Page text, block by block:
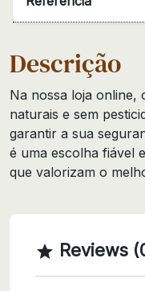
Descrição
Na nossa loja online,
naturais e sem
garantir a sua
é uma escolha fiável
que valorizam o
 Reviews